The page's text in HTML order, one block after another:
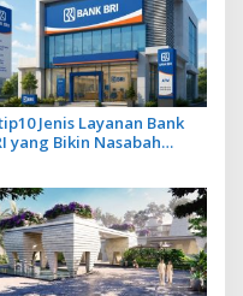
Jenis Layanan Bank
yang Bikin Nasabah